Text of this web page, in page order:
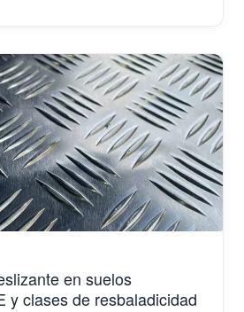
en suelos
y clases de resbaladicidad